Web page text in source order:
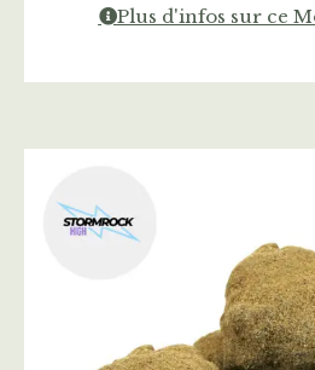
Plus d'infos sur ce